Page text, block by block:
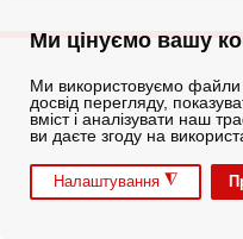
Ми цінуємо вашу
Ми використовуємо
досвід перегляду,
вміст і аналізувати наш
ви даєте згоду на
Налаштування ◮